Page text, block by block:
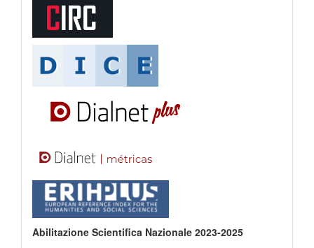
Abilitazione Scientifica Nazionale 2023-2025